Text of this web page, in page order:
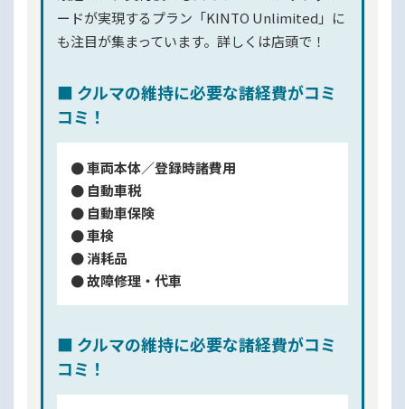
ードが実現するプラン「KINTO Unlimited」に
も注目が集まっています。詳しくは店頭で！
■ クルマの維持に必要な諸経費がコミ
コミ！
● 車両本体／登録時諸費用
● 自動車税
● 自動車保険
● 車検
● 消耗品
● 故障修理・代車
■ クルマの維持に必要な諸経費がコミ
コミ！